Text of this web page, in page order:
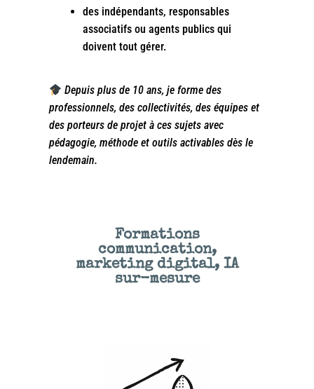
des indépendants, responsables
associatifs ou agents publics qui
doivent tout gérer.
Depuis plus de 10 ans, je forme des
professionnels, des collectivités, des équipes et
des porteurs de projet à ces sujets avec
pédagogie, méthode et outils activables dès le
lendemain.
Formations
communication,
marketing digital, IA
sur-mesure